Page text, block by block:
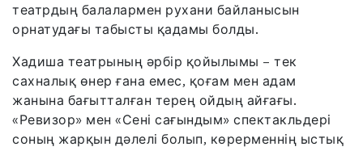
театрдың балалармен рухани байланысын
орнатудағы табысты қадамы болды.
Хадиша театрының әрбір қойылымы – тек
сахналық өнер ғана емес, қоғам мен адам
жанына бағытталған терең ойдың айғағы.
«Ревизор» мен «Сені сағындым» спектакльдері
соның жарқын дәлелі болып, көрерменнің ыстық